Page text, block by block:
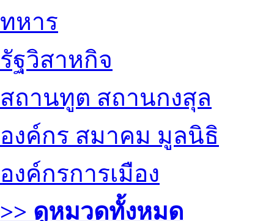
ทหาร
รัฐวิสาหกิจ
สถานทูต สถานกงสุล
องค์กร สมาคม มูลนิธิ
องค์กรการเมือง
>> ดูหมวดทั้งหมด